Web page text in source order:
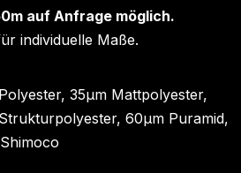
auf Anfrage möglich.
individuelle Maße.
35µm Mattpolyester,
60µm Puramid,